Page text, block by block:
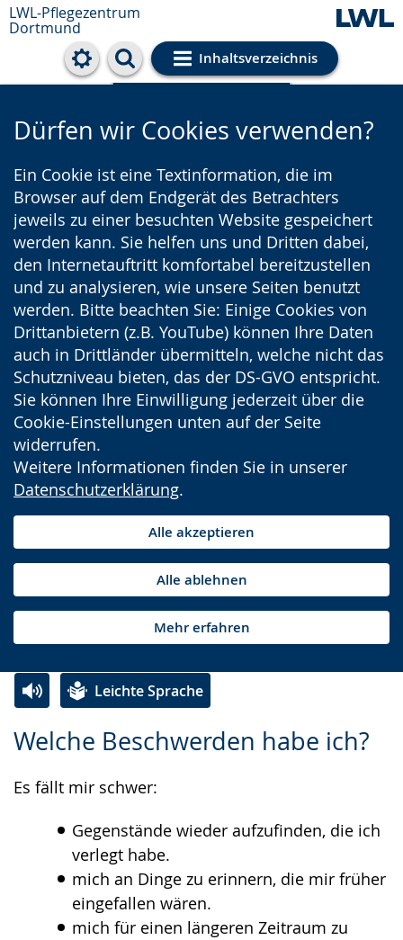
LWL-Pflegezentrum
Dortmund
Inhaltsverzeichnis
Cookie-Einstellungen
Dürfen wir Cookies verwenden?
Ein Cookie ist eine Textinformation, die im
Browser auf dem Endgerät des Betrachters
jeweils zu einer besuchten Website gespeichert
werden kann. Sie helfen uns und Dritten dabei,
den Internetauftritt komfortabel bereitzustellen
und zu analysieren, wie unsere Seiten benutzt
werden. Bitte beachten Sie: Einige Cookies von
Drittanbietern (z.B. YouTube) können Ihre Daten
auch in Drittländer übermitteln, welche nicht das
Schutzniveau bieten, das der DS-GVO entspricht.
Sie können Ihre Einwilligung jederzeit über die
Cookie-Einstellungen unten auf der Seite
widerrufen.
Weitere Informationen finden Sie in unserer
Datenschutzerklärung.
Alle akzeptieren
Alle ablehnen
Mehr erfahren
Welche Beschwerden habe ich?
Es fällt mir schwer:
Gegenstände wieder aufzufinden, die ich
verlegt habe.
mich an Dinge zu erinnern, die mir früher
eingefallen wären.
mich für einen längeren Zeitraum zu
Leichte Sprache
Leichten
wechseln.
Audio-
Video
Deutscher
Gebärdensprache
angezeigt.